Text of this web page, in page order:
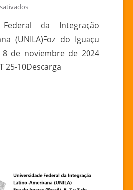
em
IV
JORNADAS
INTERDISCIPLINARES
Federal da Integração
(UNILA)Foz do Iguaçu
de noviembre de 2024
25-10Descarga